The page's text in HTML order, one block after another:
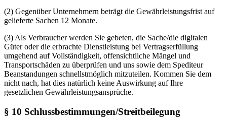
(2) Gegenüber Unternehmern beträgt die Gewährleistungsfrist auf
gelieferte Sachen 12 Monate.
(3) Als Verbraucher werden Sie gebeten, die Sache/die digitalen
Güter oder die erbrachte Dienstleistung bei Vertragserfüllung
umgehend auf Vollständigkeit, offensichtliche Mängel und
Transportschäden zu überprüfen und uns sowie dem Spediteur
Beanstandungen schnellstmöglich mitzuteilen. Kommen Sie dem
nicht nach, hat dies natürlich keine Auswirkung auf Ihre
gesetzlichen Gewährleistungsansprüche.
§ 10 Schlussbestimmungen/Streitbeilegung